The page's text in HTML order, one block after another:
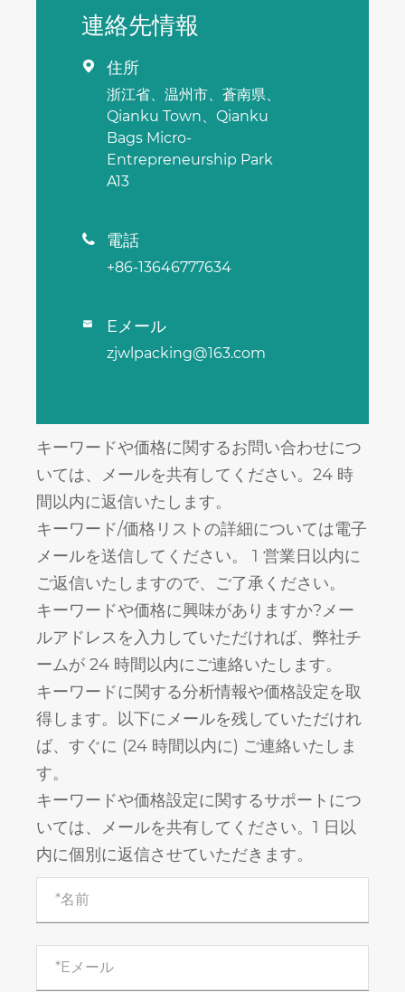
連絡先情報
 住所
浙江省、温州市、蒼南県、
Qianku Town、Qianku
Bags Micro-
Entrepreneurship Park
A13
 電話
+86-13646777634
 Eメール
zjwlpacking@163.com
キーワードや価格に関するお問い合わせにつ
いては、メールを共有してください。24 時
間以内に返信いたします。
キーワード/価格リストの詳細については電子
メールを送信してください。 1 営業日以内に
ご返信いたしますので、ご了承ください。
キーワードや価格に興味がありますか?メー
ルアドレスを入力していただければ、弊社チ
ームが 24 時間以内にご連絡いたします。
キーワードに関する分析情報や価格設定を取
得します。以下にメールを残していただけれ
ば、すぐに (24 時間以内に) ご連絡いたしま
す。
キーワードや価格設定に関するサポートにつ
いては、メールを共有してください。1 日以
内に個別に返信させていただきます。